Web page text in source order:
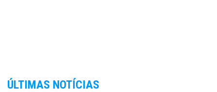
ÚLTIMAS NOTÍCIAS